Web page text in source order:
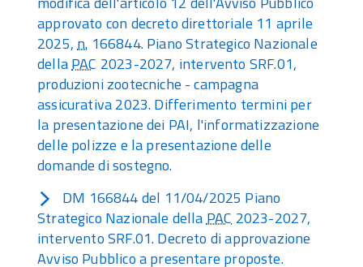
approvato con decreto direttoriale 11 aprile
2025,n. 166844. Piano Strategico Nazionale
dellaPAC 2023-2027, intervento SRF.01,
produzioni zootecniche - campagna
assicurativa 2023. Differimento termini per
la presentazione dei PAI, l'informatizzazione
delle polizze e la presentazione delle
domande di sostegno.
DM 166844 del 11/04/2025 Piano
Strategico Nazionale dellaPAC 2023-2027,
intervento SRF.01. Decreto di approvazione
Avviso Pubblico a presentare proposte.